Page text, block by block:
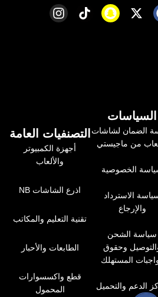
السياسات
الضمان لشاشات
من ماجيستي
الخصوصية
الاسترداد
والإرجاع
سياسة الشحن
وحقوق
المستهلك
الدعم والتحميل
التصنفيات العامة
أجهزة الكمبيوتر
والألعاب
اذرع الشاشات NB
تقنية التعليم والمكاتب
الطابعات والأحبار
قطع واكسسوارات
المحمول